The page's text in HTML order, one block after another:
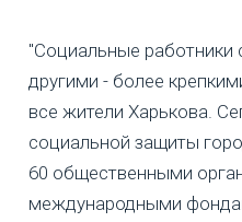
"Социальные работники
другими - более
все жители Харькова.
социальной защиты
60 общественными
международными